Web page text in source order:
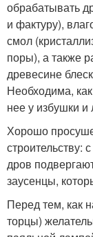
обрабатывать
и фактуру),
смол
поры), а также
древесине
Необходима,
нее у избушки и
Хорошо
строительству:
дров
заусенцы,
Перед тем, как
торцы)